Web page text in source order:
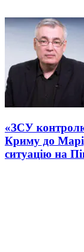
«ЗСУ
Криму до
ситуацію на